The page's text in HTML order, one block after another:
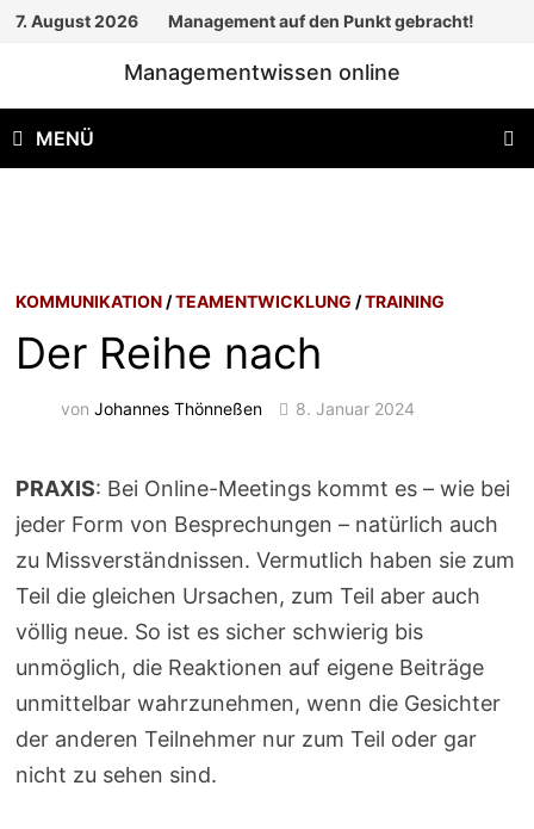
Zum
7. August 2026 Management auf den Punkt gebracht!
Managementwissen online
MENÜ
KOMMUNIKATION /TEAMENTWICKLUNG /TRAINING
Der Reihe nach
vonJohannes Thönneßen 8. Januar 2024
PRAXIS: Bei Online-Meetings kommt es – wie bei
jeder Form von Besprechungen – natürlich auch
zu Missverständnissen. Vermutlich haben sie zum
Teil die gleichen Ursachen, zum Teil aber auch
völlig neue. So ist es sicher schwierig bis
unmöglich, die Reaktionen auf eigene Beiträge
unmittelbar wahrzunehmen, wenn die Gesichter
der anderen Teilnehmer nur zum Teil oder gar
nicht zu sehen sind.